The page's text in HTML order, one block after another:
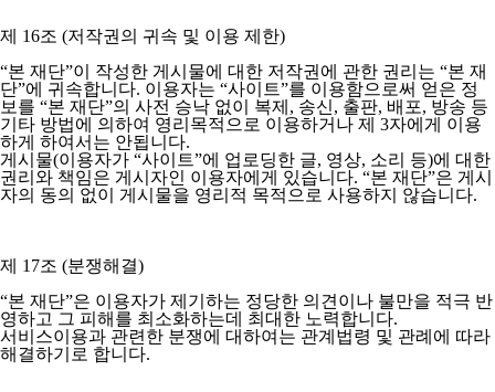
제 16조 (저작권의 귀속 및 이용 제한)
“본 재단”이 작성한 게시물에 대한 저작권에 관한 권리는 “본 재
단”에 귀속합니다. 이용자는 “사이트”를 이용함으로써 얻은 정
보를 “본 재단”의 사전 승낙 없이 복제, 송신, 출판, 배포, 방송 등
기타 방법에 의하여 영리목적으로 이용하거나 제 3자에게 이용
하게 하여서는 안됩니다.
게시물(이용자가 “사이트”에 업로딩한 글, 영상, 소리 등)에 대한
권리와 책임은 게시자인 이용자에게 있습니다. “본 재단”은 게시
자의 동의 없이 게시물을 영리적 목적으로 사용하지 않습니다.
제 17조 (분쟁해결)
“본 재단”은 이용자가 제기하는 정당한 의견이나 불만을 적극 반
영하고 그 피해를 최소화하는데 최대한 노력합니다.
서비스이용과 관련한 분쟁에 대하여는 관계법령 및 관례에 따라
해결하기로 합니다.